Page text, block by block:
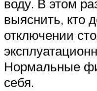
воду. В этом
выяснить, кто
отключении
Нормальные
себя.